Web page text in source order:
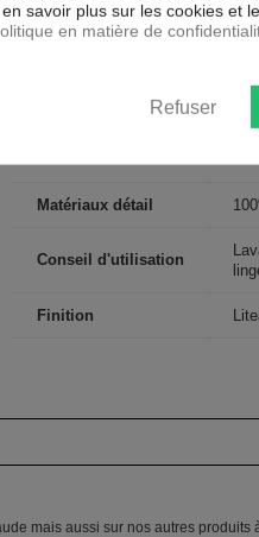
Couleur marketing
1
Matériaux détail
Conseil d'utilisation
Finition
mais aussi sur nos autres
savoir plus sur les cookies et
en matière de
Refuser